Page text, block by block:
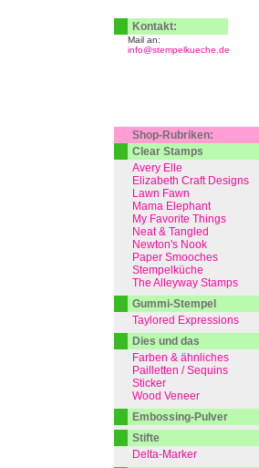
Kontakt:
Mail an:
info@stempelkueche.de
Shop-Rubriken:
Clear Stamps
Avery Elle
Elizabeth Craft Designs
Lawn Fawn
Mama Elephant
My Favorite Things
Neat & Tangled
Newton's Nook
Paper Smooches
Stempelküche
The Alleyway Stamps
Gummi-Stempel
Taylored Expressions
Dies und das
Farben & ähnliches
Pailletten / Sequins
Sticker
Wood Veneer
Embossing-Pulver
Stifte
Delta-Marker